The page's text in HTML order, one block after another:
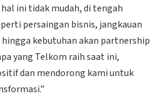
ini tidak mudah, di tengah
persaingan bisnis, jangkauan
kebutuhan akan partnership
yang Telkom raih saat ini,
dan mendorong kami untuk